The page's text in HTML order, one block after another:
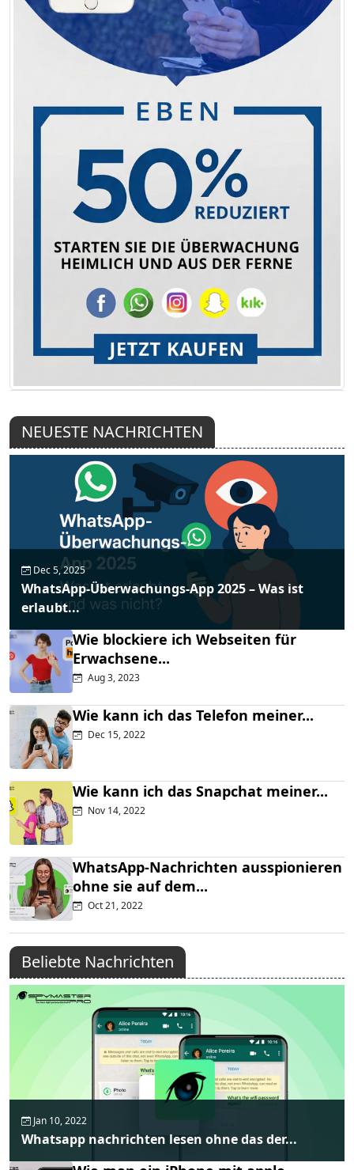
NEUESTE NACHRICHTEN
Dec 5, 2025
WhatsApp-Überwachungs-App 2025 – Was ist
erlaubt...
Wie blockiere ich Webseiten für
Erwachsene...
Aug 3, 2023
Wie kann ich das Telefon meiner...
Dec 15, 2022
Wie kann ich das Snapchat meiner...
Nov 14, 2022
WhatsApp-Nachrichten ausspionieren
ohne sie auf dem...
Oct 21, 2022
Beliebte Nachrichten
Jan 10, 2022
Whatsapp nachrichten lesen ohne das der...